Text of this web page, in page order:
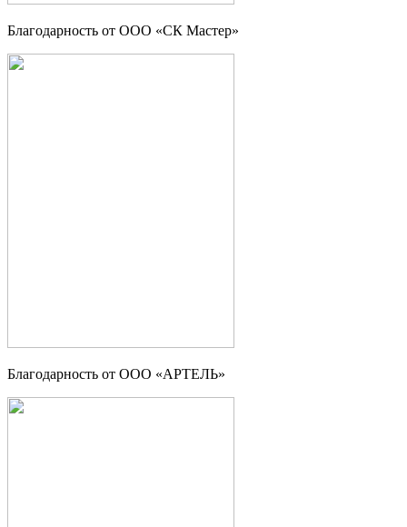
Благодарность от ООО «СК Мастер»
Благодарность от ООО «АРТЕЛЬ»